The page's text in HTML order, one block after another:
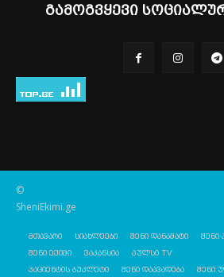
გამოგვყევი
©
SheniEkimi.ge
მთავარი სიახლეები შენი დანამატი
შენი
შენი ექიმი
ვაკანსია
პულსი TV
პაციენტის ბუკლეტი
შენი დაავადება შენი